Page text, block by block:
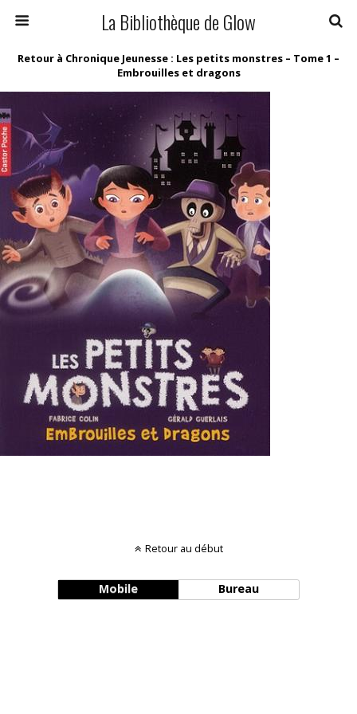
La Bibliothèque de Glow
Retour à Chronique Jeunesse : Les petits monstres – Tome 1 –
Embrouilles et dragons
Retour au début
Mobile Bureau